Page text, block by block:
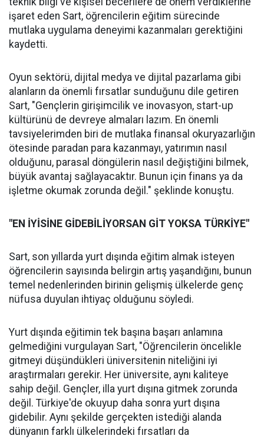
işaret eden Sart, öğrencilerin eğitim sürecinde
mutlaka uygulama deneyimi kazanmaları gerektiğini
kaydetti.
Oyun sektörü, dijital medya ve dijital pazarlama gibi
alanların da önemli fırsatlar sunduğunu dile getiren
Sart, "Gençlerin girişimcilik ve inovasyon, start-up
kültürünü de devreye almaları lazım. En önemli
tavsiyelerimden biri de mutlaka finansal okuryazarlığın
ötesinde paradan para kazanmayı, yatırımın nasıl
olduğunu, parasal döngülerin nasıl değiştiğini bilmek,
büyük avantaj sağlayacaktır. Bunun için finans ya da
işletme okumak zorunda değil." şeklinde konuştu.
"EN İYİSİNE GİDEBİLİYORSAN GİT YOKSA TÜRKİYE"
Sart, son yıllarda yurt dışında eğitim almak isteyen
öğrencilerin sayısında belirgin artış yaşandığını, bunun
temel nedenlerinden birinin gelişmiş ülkelerde genç
nüfusa duyulan ihtiyaç olduğunu söyledi.
Yurt dışında eğitimin tek başına başarı anlamına
gelmediğini vurgulayan Sart, "Öğrencilerin öncelikle
gitmeyi düşündükleri üniversitenin niteliğini iyi
araştırmaları gerekir. Her üniversite, aynı kaliteye
sahip değil. Gençler, illa yurt dışına gitmek zorunda
değil. Türkiye'de okuyup daha sonra yurt dışına
gidebilir. Aynı şekilde gerçekten istediği alanda
dünyanın farklı ülkelerindeki fırsatları da